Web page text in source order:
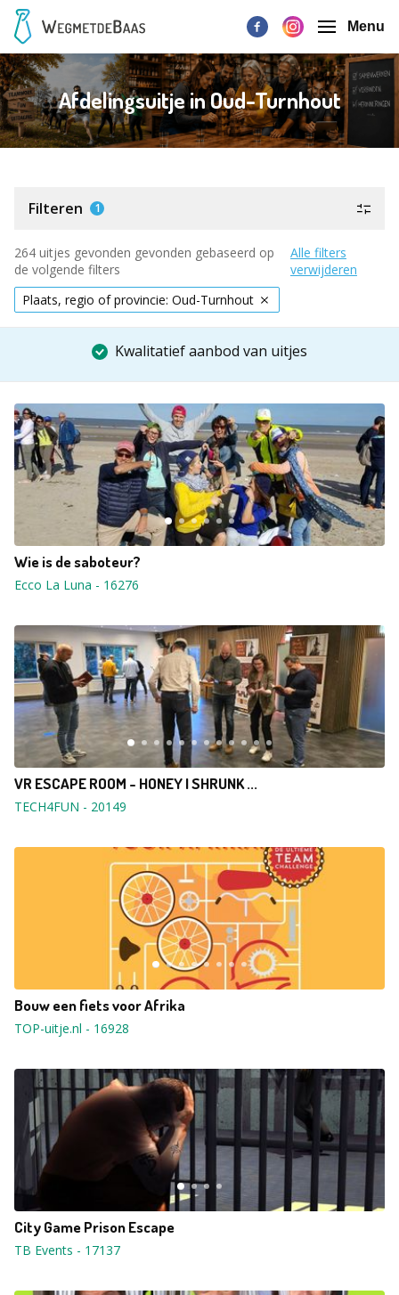
Menu
Afdelingsuitje in Oud-Turnhout
Filteren 1
264 uitjes gevonden gevonden gebaseerd op
de volgende filters
Alle filters
verwijderen
Plaats, regio of provincie: Oud-Turnhout
Kwalitatief aanbod van uitjes
Wie is de saboteur?
Ecco La Luna - 16276
VR ESCAPE ROOM - HONEY I SHRUNK ...
TECH4FUN - 20149
Bouw een fiets voor Afrika
TOP-uitje.nl - 16928
City Game Prison Escape
TB Events - 17137